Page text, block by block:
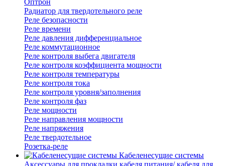
Оптрон
Радиатор для твердотельного реле
Реле безопасности
Реле времени
Реле давления дифференциальное
Реле коммутационное
Реле контроля выбега двигателя
Реле контроля коэффициента мощности
Реле контроля температуры
Реле контроля тока
Реле контроля уровня/заполнения
Реле контроля фаз
Реле мощности
Реле направления мощности
Реле напряжения
Реле твердотельное
Розетка-реле
Кабеленесущие системы
Аксессуары для прокладки кабеля питания/ кабеля для